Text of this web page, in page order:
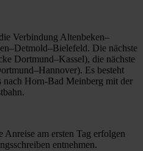
Verbindung Altenbeken–
Die nächste
Dortmund–Kassel), die nächste
Es besteht
nach Horn-Bad Meinberg mit der
am ersten Tag erfolgen
entnehmen.